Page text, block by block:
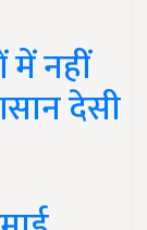
नहीं
देसी